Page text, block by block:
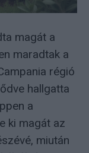
magát a
maradtak a
régió
hallgatta
a
ki magát az
miután